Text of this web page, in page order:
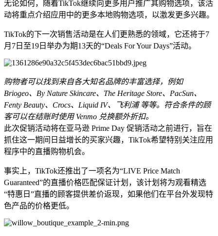
无论如何，随着TikTok继续向更多用户推广其购物选项，该活
动将重点介绍应用中的更多本地购物选项，以激发更多兴趣。
TikTok的下一次销售活动是在人们更熟悉的领域，它还将于7
月7日至19日举办为期13天的“Deals For Your Days”活动。
购物者可以找到来自各大知名品牌的丰富选择，例如
Briogeo、By Nature Skincare、The Heritage Store、PacSun、
Fenty Beauty、Crocs、Liquid IV、飞利浦 等等。符合条件的顾
客可以在结账时使用 Venmo 兑换额外折扣。
此次促销活动将在亚马逊 Prime Day 促销活动之前进行，旨在
抓住这一期间日益增长的买家兴趣，TikTok希望特别关注应用
程序中的直播购物机会。
事实上，TikTok还推出了一项名为“LIVE Price Match
Guaranteed”的直播价格匹配保证计划，该计划将为观看精选
“特惠日”直播的顾客提供差价返现，如果他们在平台外发现特
色产品的价格更低。